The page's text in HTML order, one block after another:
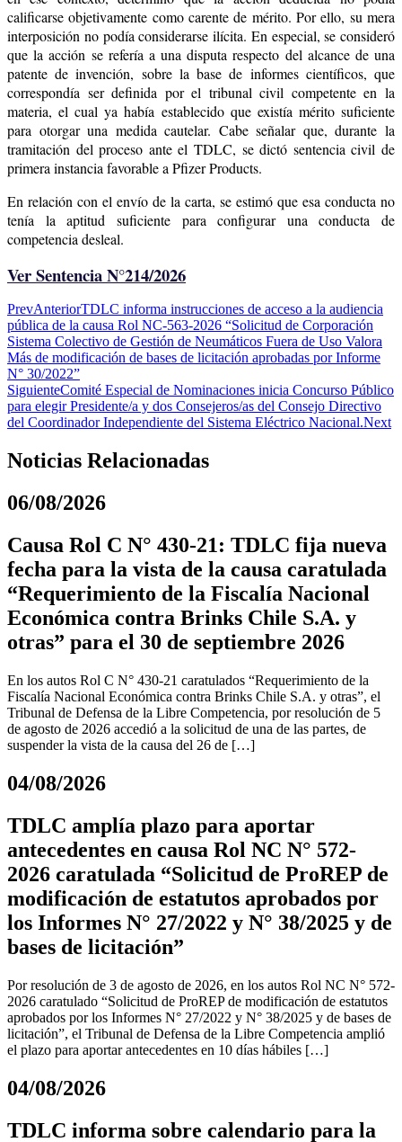
calificarse objetivamente como carente de mérito. Por ello, su mera
interposición no podía considerarse ilícita. En especial, se consideró
que la acción se refería a una disputa respecto del alcance de una
patente de invención, sobre la base de informes científicos, que
correspondía ser definida por el tribunal civil competente en la
materia, el cual ya había establecido que existía mérito suficiente
para otorgar una medida cautelar. Cabe señalar que, durante la
tramitación del proceso ante el TDLC, se dictó sentencia civil de
primera instancia favorable a Pfizer Products.
En relación con el envío de la carta, se estimó que esa conducta no
tenía la aptitud suficiente para configurar una conducta de
competencia desleal.
Ver Sentencia N°214/2026
PrevAnteriorTDLC informa instrucciones de acceso a la audiencia
pública de la causa Rol NC-563-2026 “Solicitud de Corporación
Sistema Colectivo de Gestión de Neumáticos Fuera de Uso Valora
Más de modificación de bases de licitación aprobadas por Informe
N° 30/2022”
SiguienteComité Especial de Nominaciones inicia Concurso Público
para elegir Presidente/a y dos Consejeros/as del Consejo Directivo
del Coordinador Independiente del Sistema Eléctrico Nacional.Next
Noticias Relacionadas
06/08/2026
Causa Rol C N° 430-21: TDLC fija nueva
fecha para la vista de la causa caratulada
“Requerimiento de la Fiscalía Nacional
Económica contra Brinks Chile S.A. y
otras” para el 30 de septiembre 2026
En los autos Rol C N° 430-21 caratulados “Requerimiento de la
Fiscalía Nacional Económica contra Brinks Chile S.A. y otras”, el
Tribunal de Defensa de la Libre Competencia, por resolución de 5
de agosto de 2026 accedió a la solicitud de una de las partes, de
suspender la vista de la causa del 26 de […]
04/08/2026
TDLC amplía plazo para aportar
antecedentes en causa Rol NC N° 572-
2026 caratulada “Solicitud de ProREP de
modificación de estatutos aprobados por
los Informes N° 27/2022 y N° 38/2025 y de
bases de licitación”
Por resolución de 3 de agosto de 2026, en los autos Rol NC N° 572-
2026 caratulado “Solicitud de ProREP de modificación de estatutos
aprobados por los Informes N° 27/2022 y N° 38/2025 y de bases de
licitación”, el Tribunal de Defensa de la Libre Competencia amplió
el plazo para aportar antecedentes en 10 días hábiles […]
04/08/2026
TDLC informa sobre calendario para la